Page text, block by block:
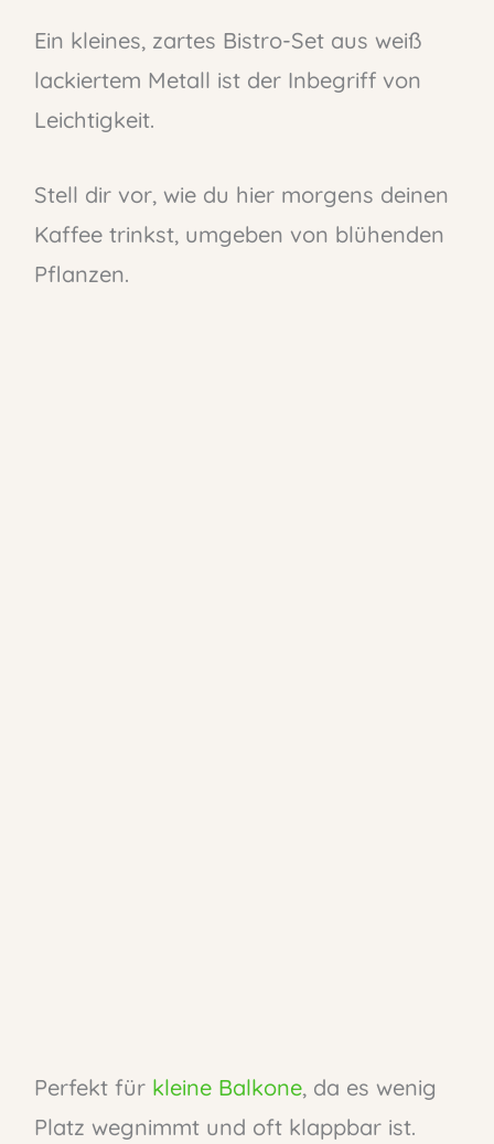
Ein kleines, zartes Bistro-Set aus weiß
lackiertem Metall ist der Inbegriff von
Leichtigkeit.
Stell dir vor, wie du hier morgens deinen
Kaffee trinkst, umgeben von blühenden
Pflanzen.
Perfekt für kleine Balkone, da es wenig
Platz wegnimmt und oft klappbar ist.